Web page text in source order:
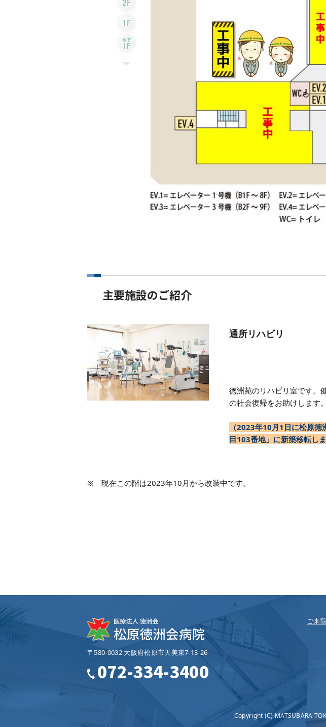
主要施設のご紹介
通所リハビリ
徳洲苑のリハビリ室です。
の社会復帰をお助けします。
（2023年10月1日に松原
目103番地」に新築移転しま
※ 現在この階は2023年10月から改装中です。
〒580-0032 大阪府松原市天美東7‐13‐26
072-334-3400
ご来
Copyright (C) MATSUBARA